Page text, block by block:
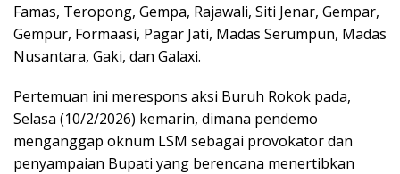
Famas, Teropong, Gempa, Rajawali, Siti Jenar, Gempar,
Gempur, Formaasi, Pagar Jati, Madas Serumpun, Madas
Nusantara, Gaki, dan Galaxi.
Pertemuan ini merespons aksi Buruh Rokok pada,
Selasa (10/2/2026) kemarin, dimana pendemo
menganggap oknum LSM sebagai provokator dan
penyampaian Bupati yang berencana menertibkan